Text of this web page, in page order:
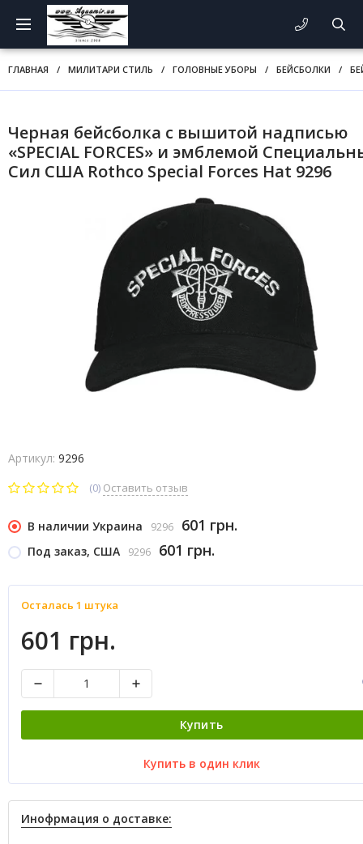
ГЛАВНАЯ / МИЛИТАРИ СТИЛЬ / ГОЛОВНЫЕ УБОРЫ / БЕЙСБОЛКИ /
Черная бейсболка с вышитой надписью
«SPECIAL FORCES» и эмблемой
Сил США Rothco Special Forces Hat 9296
Артикул: 9296
(0) Оставить отзыв
В наличии Украина 9296 601 грн.
Под заказ, США 9296 601 грн.
Осталась 1 штука
601 грн.
Купить
Купить в один клик
Инофрмация о доставке: